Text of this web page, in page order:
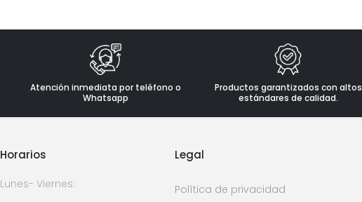
Atención inmediata por teléfono o
Whatsapp
Productos garantizados con altos
estándares de calidad.
Horarios
Lunes- Viernes:
Legal
Política de privacidad